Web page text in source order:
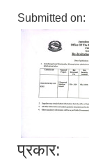
Submitted on:
प्रकार: